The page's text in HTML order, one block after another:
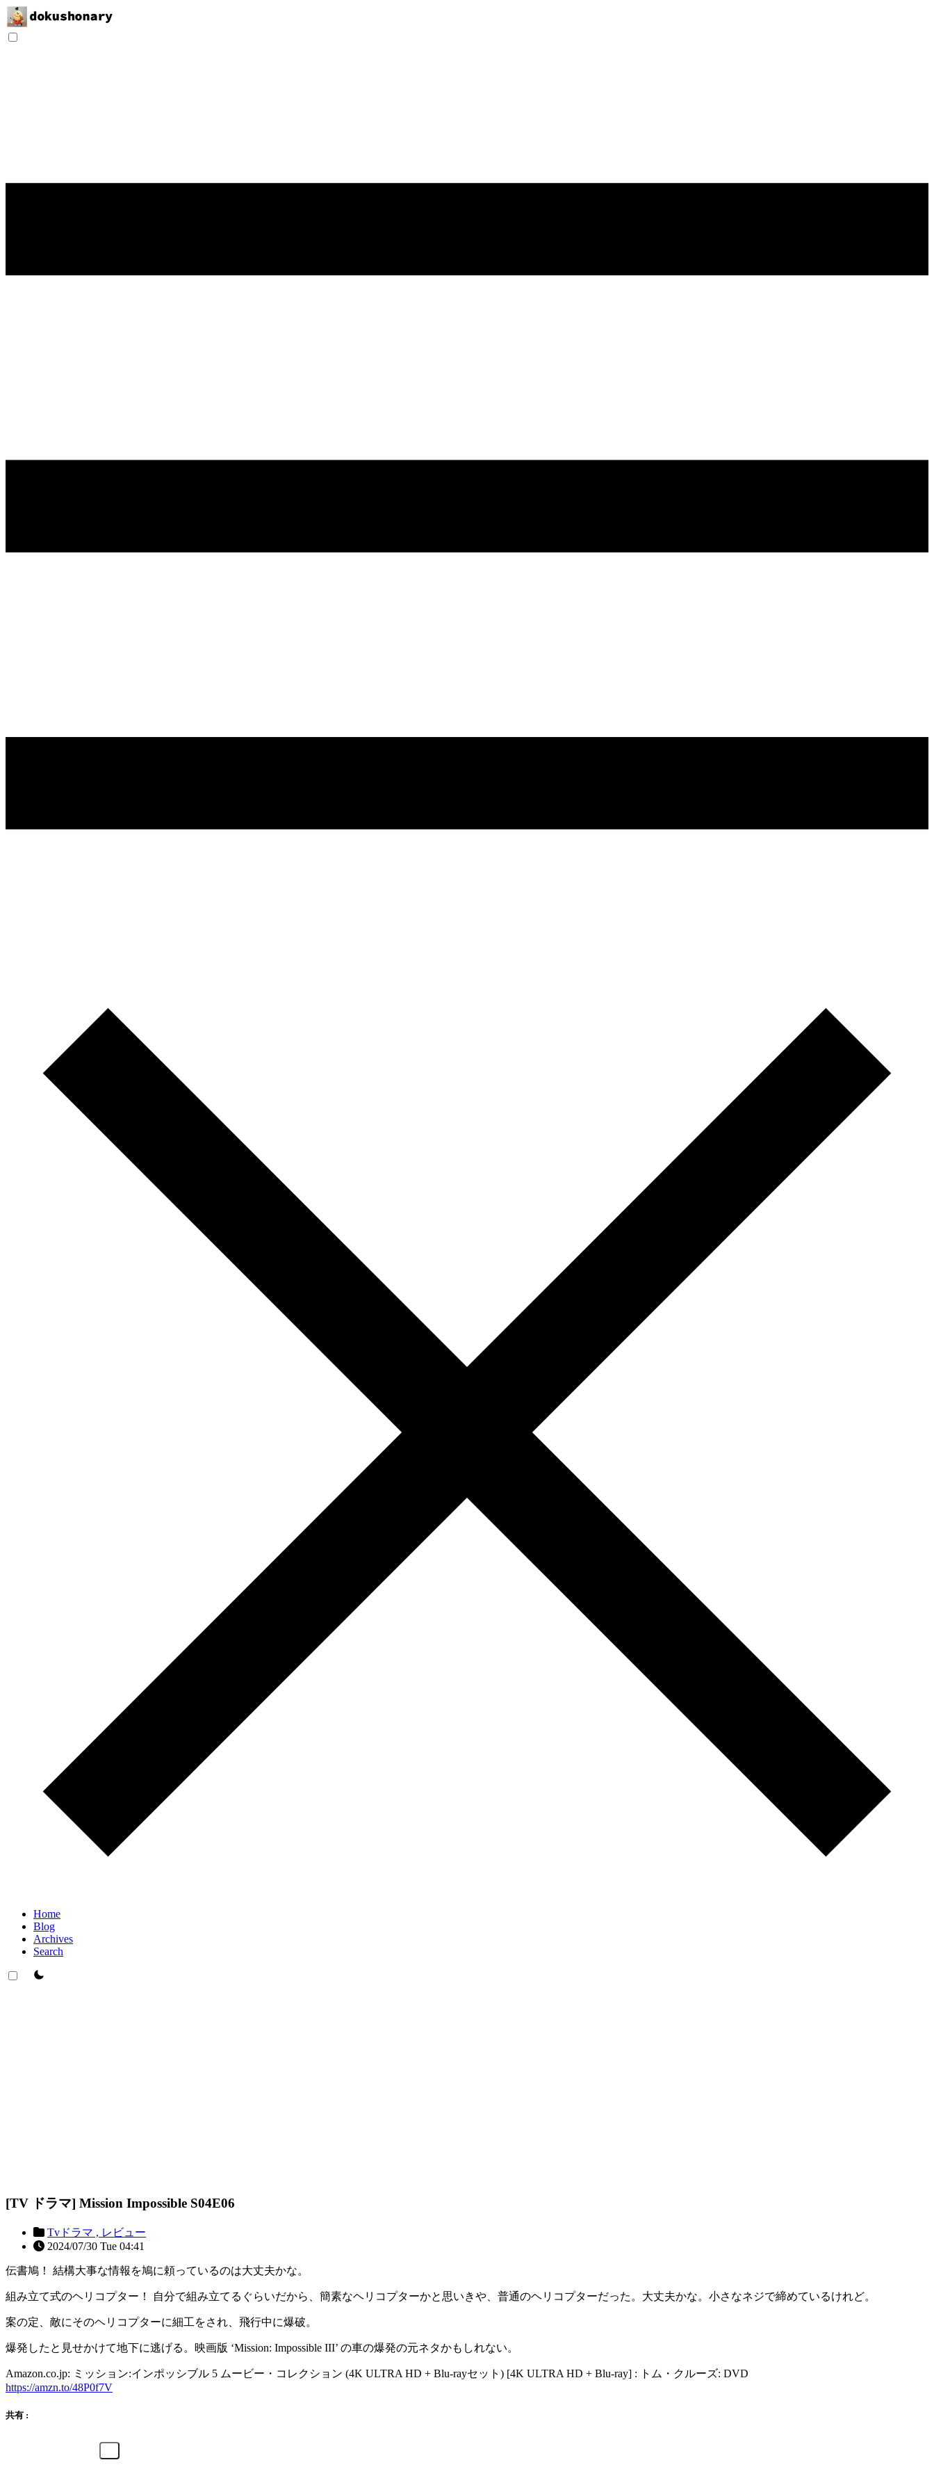
Home
Blog
Archives
Search
theme switcher
[TV ドラマ] Mission Impossible S04E06
Tvドラマ , レビュー
2024/07/30 Tue 04:41
伝書鳩！ 結構大事な情報を鳩に頼っているのは大丈夫かな。
組み立て式のヘリコプター！ 自分で組み立てるぐらいだから、簡素なヘリコプターかと思いきや、普通のヘリコプターだった。大丈夫かな。小さなネジで締めているけれど。
案の定、敵にそのヘリコプターに細工をされ、飛行中に爆破。
爆発したと見せかけて地下に逃げる。映画版 ‘Mission: Impossible III’ の車の爆発の元ネタかもしれない。
Amazon.co.jp: ミッション:インポッシブル 5 ムービー・コレクション (4K ULTRA HD + Blu-rayセット) [4K ULTRA HD + Blu-ray] : トム・クルーズ: DVD
https://amzn.to/48P0f7V
共有 :